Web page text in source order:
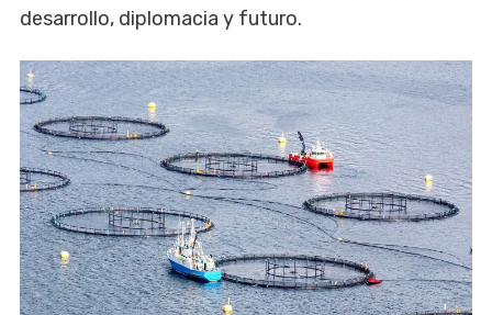
desarrollo, diplomacia y futuro.